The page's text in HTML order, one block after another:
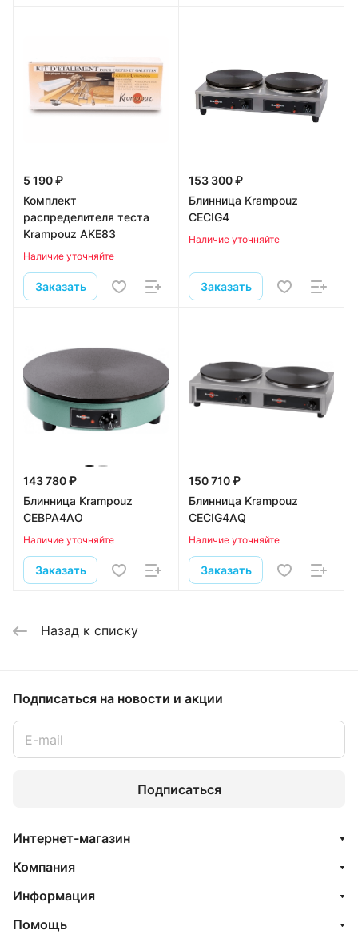
5 190 ₽
Комплект
распределителя теста
Krampouz AKE83
Наличие уточняйте
Заказать
153 300 ₽
Блинница Krampouz
CECIG4
Наличие уточняйте
Заказать
143 780 ₽
Блинница Krampouz
CEBPA4AO
Наличие уточняйте
Заказать
150 710 ₽
Блинница Krampouz
CECIG4AQ
Наличие уточняйте
Заказать
Назад к списку
Подписаться на новости и акции
Подписаться
Интернет-магазин
Компания
Информация
Помощь